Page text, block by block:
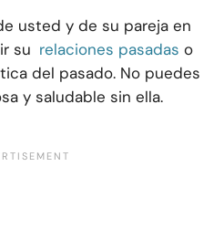
usted y de su pareja en
su relaciones pasadas o
del pasado. No puedes
y saludable sin ella.